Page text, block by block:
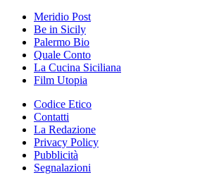
Meridio Post
Be in Sicily
Palermo Bio
Quale Conto
La Cucina Siciliana
Film Utopia
Codice Etico
Contatti
La Redazione
Privacy Policy
Pubblicità
Segnalazioni